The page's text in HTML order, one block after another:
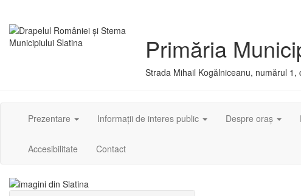
Primăria
Strada Mihail Kogălniceanu, numărul
Prezentare Informații de interes public Despre oraș
Accesibilitate Contact